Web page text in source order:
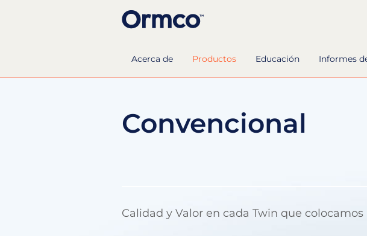
Acerca de Productos Educación Informes
Convencional
Calidad y Valor en cada Twin que colocamos